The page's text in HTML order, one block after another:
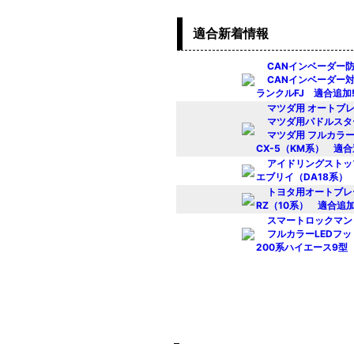
適合新着情報
CANインベーダー
CANインベーダー
ランクルFJ 適合追
マツダ用 オートブ
マツダ用パドルス
マツダ用 フルカラ
CX-5（KM系） 適合
アイドリングスト
エブリイ（DA18系
トヨタ用オートブ
RZ（10系） 適合追
スマートロックマン
フルカラーLEDフ
200系ハイエース9